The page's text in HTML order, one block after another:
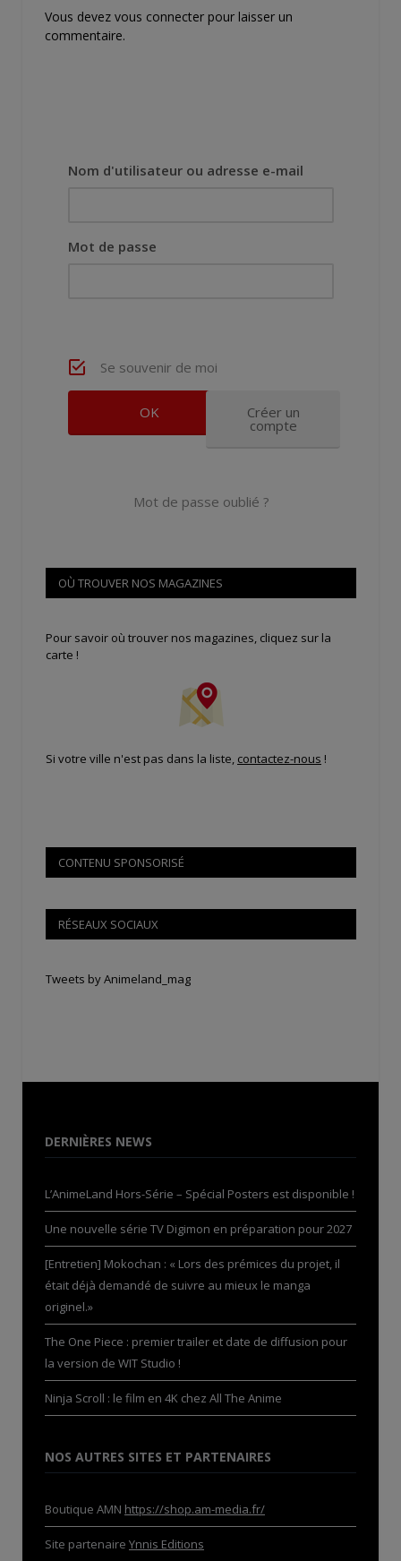
Vous devez vous connecter pour laisser un
commentaire.
Nom d'utilisateur ou adresse e-mail
Mot de passe
Se souvenir de moi
Créer un
compte
Mot de passe oublié ?
OÙ TROUVER NOS MAGAZINES
Pour savoir où trouver nos magazines, cliquez sur la
carte !
Si votre ville n'est pas dans la liste, contactez-nous !
CONTENU SPONSORISÉ
RÉSEAUX SOCIAUX
Tweets by Animeland_mag
DERNIÈRES NEWS
L’AnimeLand Hors-Série – Spécial Posters est disponible !
Une nouvelle série TV Digimon en préparation pour 2027
[Entretien] Mokochan : « Lors des prémices du projet, il
était déjà demandé de suivre au mieux le manga
originel.»
The One Piece : premier trailer et date de diffusion pour
la version de WIT Studio !
Ninja Scroll : le film en 4K chez All The Anime
NOS AUTRES SITES ET PARTENAIRES
Boutique AMN https://shop.am-media.fr/
Site partenaire Ynnis Editions